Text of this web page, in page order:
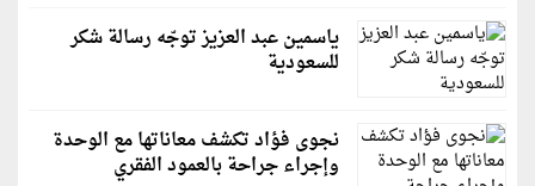
ياسمين عبد العزيز توجّه رسالة شكر
للسعودية
نجوى فؤاد تكشف معاناتها مع الوحدة
وإجراء جراحة بالعمود الفقري